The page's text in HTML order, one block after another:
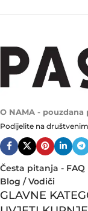
O NAMA - pouzdana
Podijelite na
Česta pitanja - FAQ
Blog / Vodiči
GLAVNE